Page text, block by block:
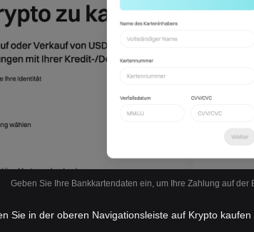
Geben Sie Ihre Bankkartendaten ein, um Ihre Zahlung auf der
Sie in der oberen Navigationsleiste auf Krypto kaufen